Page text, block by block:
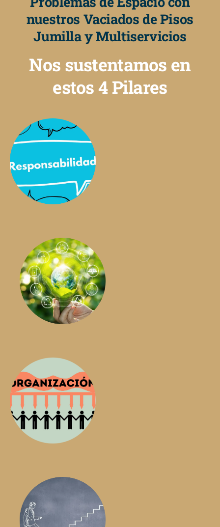
nuestros Vaciados de Pisos
Jumilla y Multiservicios
Nos sustentamos en
estos 4 Pilares